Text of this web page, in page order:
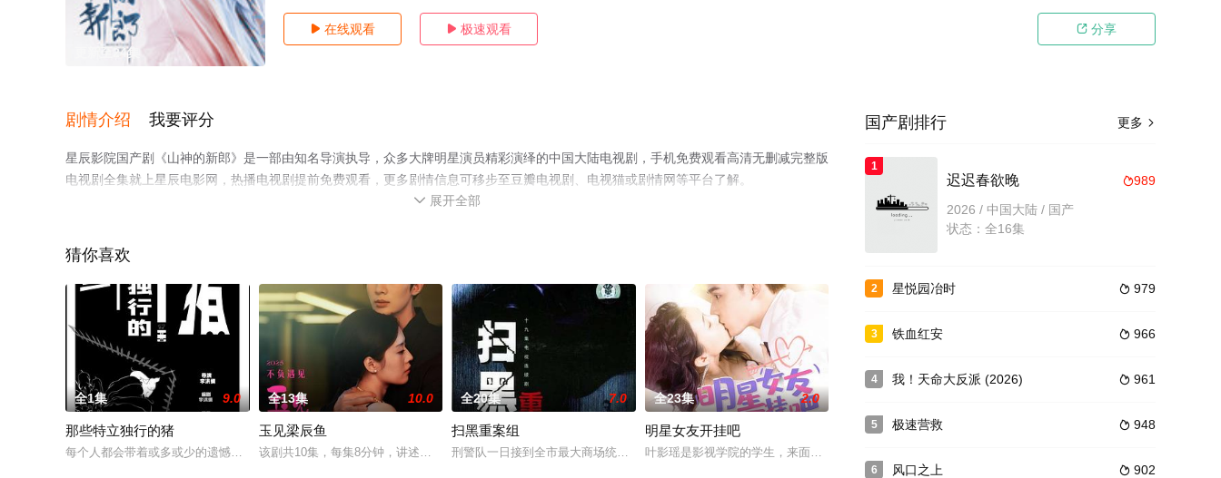
更新至24集
 在线观看  极速观看  分享
剧情介绍 我要评分
星辰影院国产剧《山神的新郎》是一部由知名导演执导，众多大牌明星演员精彩演绎的中国大陆电视剧，手机免费观看高清无删减完整版
电视剧全集就上星辰电影网，热播电视剧提前免费观看，更多剧情信息可移步至豆瓣电视剧、电视猫或剧情网等平台了解。
 展开全部
猜你喜欢
全1集 9.0
那些特立独行的猪
每个人都会带着或多或少的遗憾告别自己的大学时光。他们是四个临近毕业的大学生，每个人都有一个未了的愿望，为了不让自己的大学留下遗憾，他们决定在
全13集 10.0
玉见梁辰鱼
该剧共10集，每集8分钟，讲述明朝嘉靖年间，昆山县人士梁辰鱼为父寻药意外穿越到现代昆山，遇到生物医学工程在读博士高玉见，与其携手并肩破解困境
全20集 7.0
扫黑重案组
刑警队一日接到全市最大商场统一百货报案，声称有人敲诈该公司老总陈金堂，并以炸毁百货大楼相要挟。刑警队长程东带领的重案组紧急出动，
全23集 2.0
明星女友开挂吧
叶影瑶是影视学院的学生，来面试某剧组的女一号。到了面试现场，叶影瑶把老板贺少认成了搭戏男演员，一
更多 
国产剧排行
1
989
迟迟春欲晚
2026 / 中国大陆 / 国产
状态：全16集
2  979
星悦园冶时
3  966
铁血红安
4  961
我！天命大反派 (2026)
5  948
极速营救
6  902
风口之上